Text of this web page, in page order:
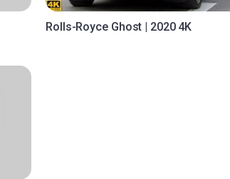
Rolls-Royce Ghost | 2020 4K